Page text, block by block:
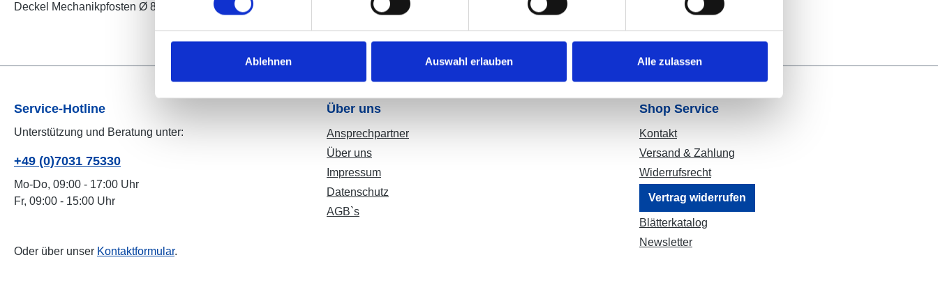
Ablehnen Auswahl erlauben Alle zulassen
Deckel Mechanikpfosten Ø 83 mm - Pulverbeschichtung auf Anfrage
Service-Hotline
Unterstützung und Beratung unter:
+49 (0)7031 75330
Mo-Do, 09:00 - 17:00 Uhr
Fr, 09:00 - 15:00 Uhr
Oder über unser Kontaktformular.
Über uns
Ansprechpartner
Über uns
Impressum
Datenschutz
AGB`s
Shop Service
Kontakt
Versand & Zahlung
Widerrufsrecht
Vertrag widerrufen
Blätterkatalog
Newsletter